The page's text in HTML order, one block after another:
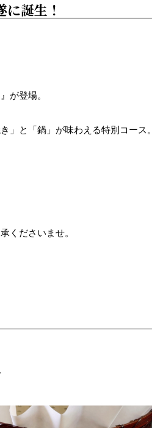
に誕生！
が登場。
」と「鍋」が味わえる特別コース。
くださいませ。